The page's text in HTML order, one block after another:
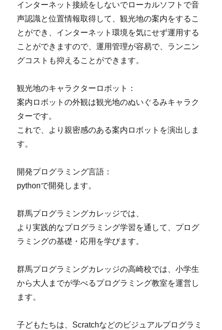
インターネット接続をしないでローカルソフトで音
声認識と位置情報取得して、観光地の案内をするこ
とができ、インターネット環境を気にせず運用する
ことができますので、運用管理が容易で、ランニン
グコストも抑えることができます。
観光地のキャラクターロボット：
案内ロボットの外観は観光地のぬいぐるみキャラク
ターです。
これで、より親密感のある案内ロボットを演出しま
す。
開発プログラミング言語：
pythonで開発します。
群馬プログラミングカレッジでは、
より実践的なプログラミング学習を通して、プログ
ラミングの基礎・応用を学びます。
群馬プログラミングカレッジの高崎校では、小学生
から大人までが学べるプログラミング教室を運営し
ます。
子どもたちは、Scratchなどのビジュアルプログラミ